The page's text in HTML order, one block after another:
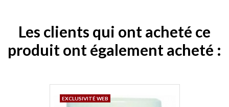
Les clients qui ont acheté ce
produit ont également acheté :
EXCLUSIVITÉ WEB